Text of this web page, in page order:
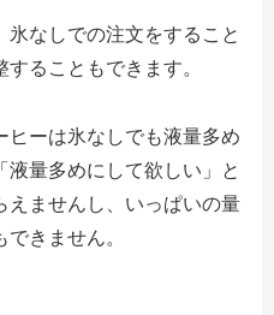
氷なしでの注文をすること
ることもできます。
ヒーは氷なしでも液量多め
量多めにして欲しい」と
えませんし、いっぱいの量
きません。